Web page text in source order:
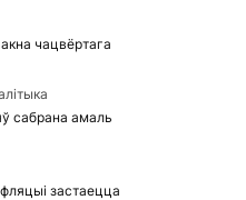
чацвёртага
сабрана амаль
застаецца